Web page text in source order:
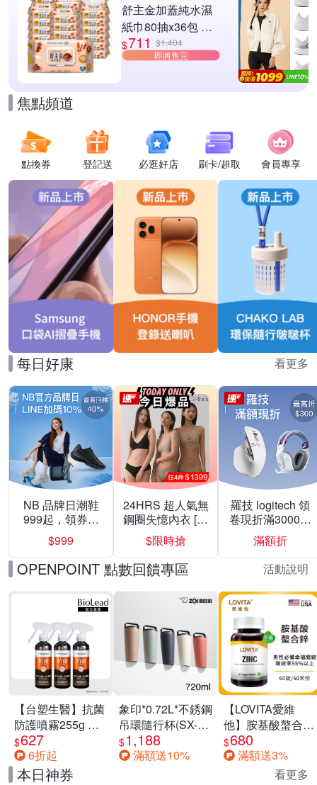
舒主金加蓋純水濕
紙巾80抽x36包 台
灣製 濕巾
$711 $1,404
即將售完
焦點頻道
點換券 登記送 必逛好店 刷卡/超取 會員專享
每日好康 看更多
NB 品牌日潮鞋
999起，領券折
上折 最高回饋
40%
$999
24HRS 超人氣無
鋼圈失憶內衣 [熱
銷好評]
$限時搶
羅技 logitech 領
卷現折滿3000折
300
滿額折
OPENPOINT 點數回饋專區 活動說明
【台塑生醫】抗菌
防護噴霧255g 三
入組
$627
6折起
象印*0.72L*不銹鋼
吊環隨行杯(SX-
LA72H)
$1,188
滿額送10%
【LOVITA愛維
他】胺基酸螯合鋅
x2瓶30mg素食錠
(鋅錠)
$680
滿額送3%
本日神券 看更多